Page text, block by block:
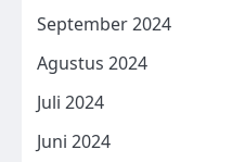
September 2024
Agustus 2024
Juli 2024
Juni 2024